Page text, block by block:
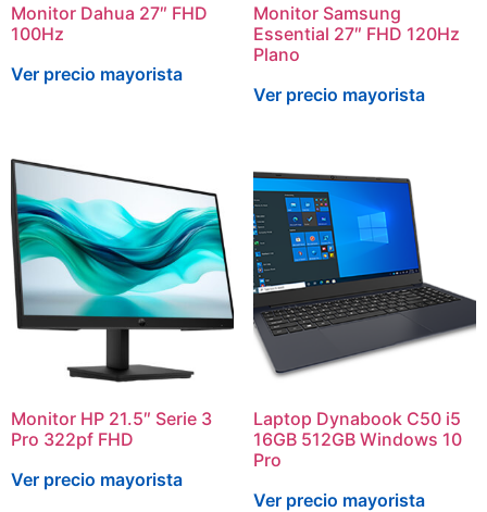
Monitor Dahua 27″ FHD
100Hz
Ver precio mayorista
Monitor Samsung
Essential 27″ FHD 120Hz
Plano
Ver precio mayorista
Monitor HP 21.5″ Serie 3
Pro 322pf FHD
Ver precio mayorista
Laptop Dynabook C50 i5
16GB 512GB Windows 10
Pro
Ver precio mayorista